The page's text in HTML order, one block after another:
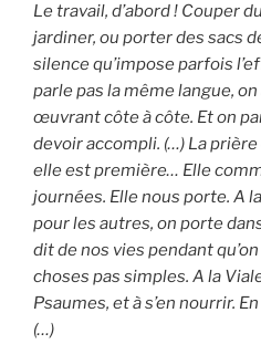
Le travail, d’abord ! Couper
jardiner, ou porter des sacs
silence qu’impose parfois
parle pas la même langue,
œuvrant côte à côte. Et on
devoir accompli. (…) La
elle est première… Elle
journées. Elle nous porte. A
pour les autres, on porte
dit de nos vies pendant
choses pas simples. A la
Psaumes, et à s’en nourrir.
(…)